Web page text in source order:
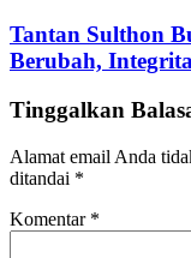
Tantan Sulthon
Berubah,
Tinggalkan
Alamat email Anda
ditandai *
Komentar *